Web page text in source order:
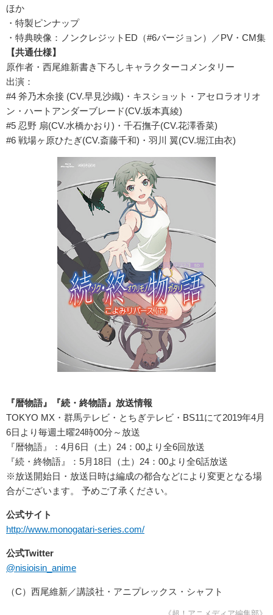
ほか
・特製ピンナップ
・特典映像：ノンクレジットED（#6バージョン）／PV・CM集
【共通仕様】
原作者・西尾維新書き下ろしキャラクターコメンタリー
出演：
#4 斧乃木余接 (CV.早見沙織)・キスショット・アセロラオリオ
ン・ハートアンダーブレード(CV.坂本真綾)
#5 忍野 扇(CV.水橋かおり)・千石撫子(CV.花澤香菜)
#6 戦場ヶ原ひたぎ(CV.斎藤千和)・羽川 翼(CV.堀江由衣)
『暦物語』『続・終物語』放送情報
TOKYO MX・群馬テレビ・とちぎテレビ・BS11にて2019年4月
6日より毎週土曜24時00分～放送
『暦物語』：4月6日（土）24：00より全6回放送
『続・終物語』：5月18日（土）24：00より全6話放送
※放送開始日・放送日時は編成の都合などにより変更となる場
合がございます。 予めご了承ください。
公式サイト
http://www.monogatari-series.com/
公式Twitter
@nisioisin_anime
（C）西尾維新／講談社・アニプレックス・シャフト